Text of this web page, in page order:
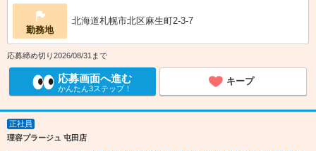
勤務地
北海道札幌市北区麻生町2-3-7
応募締め切り2026/08/31まで
応募画面へ進む
かんたん3ステップ！
キープ
正社員
理容プラージュ 屯田店